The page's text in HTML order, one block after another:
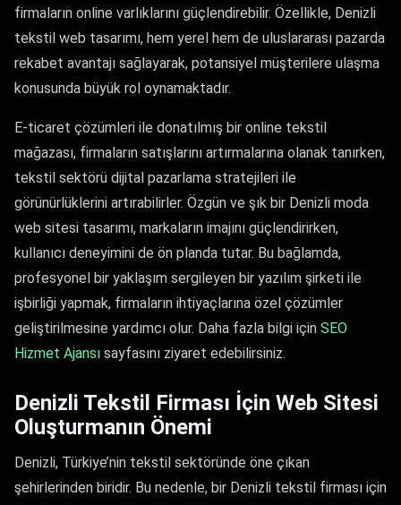
firmaların online varlıklarını güçlendirebilir. Özellikle, Denizli
tekstil web tasarımı, hem yerel hem de uluslararası pazarda
rekabet avantajı sağlayarak, potansiyel müşterilere ulaşma
konusunda büyük rol oynamaktadır.
E-ticaret çözümleri ile donatılmış bir online tekstil
mağazası, firmaların satışlarını artırmalarına olanak tanırken,
tekstil sektörü dijital pazarlama stratejileri ile
görünürlüklerini artırabilirler. Özgün ve şık bir Denizli moda
web sitesi tasarımı, markaların imajını güçlendirirken,
kullanıcı deneyimini de ön planda tutar. Bu bağlamda,
profesyonel bir yaklaşım sergileyen bir yazılım şirketi ile
işbirliği yapmak, firmaların ihtiyaçlarına özel çözümler
geliştirilmesine yardımcı olur. Daha fazla bilgi için SEO
Hizmet Ajansı​ sayfasını ziyaret edebilirsiniz.
Denizli Tekstil Firması İçin Web Sitesi
Oluşturmanın Önemi
Denizli, Türkiye’nin tekstil sektöründe öne çıkan
şehirlerinden biridir. Bu nedenle, bir Denizli tekstil firması için